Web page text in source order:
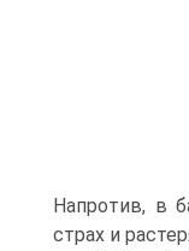
Напротив, в
страх и